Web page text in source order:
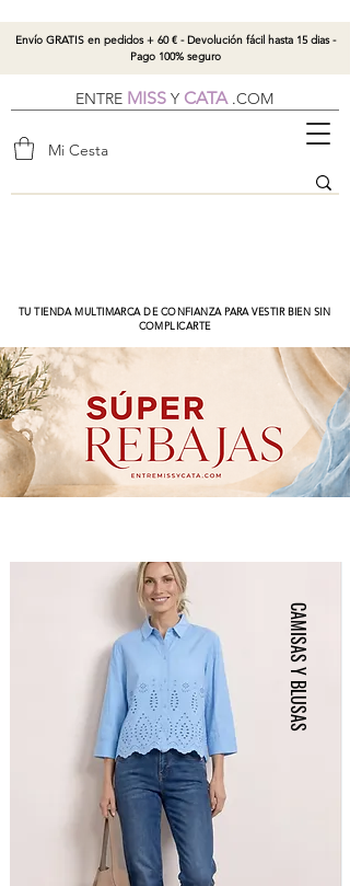
ENTRE MISS Y CATA.COM
Mi Cesta
Envío GRATIS en pedidos + 60 € - Devolución fácil hasta 15 dias -
Pago 100% seguro
TU TIENDA MULTIMARCA DE CONFIANZA PARA VESTIR BIEN SIN
COMPLICARTE
CAMISAS Y BLUSAS